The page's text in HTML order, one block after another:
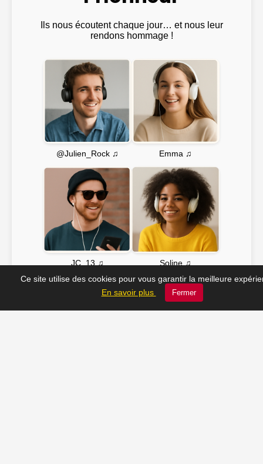
Ils nous écoutent chaque jour… et nous leur
rendons hommage !
@Julien_Rock ♫ Emma ♫
JC_13 ♫ Soline ♫
📸 Tu veux apparaître ici ? Envoie-nous ta photo à
contact@radio-lechatelet.fr
Ce site utilise des cookies pour vous garantir la meilleure
En savoir plus
Fermer